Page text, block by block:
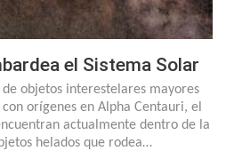
el Sistema Solar
objetos interestelares mayores
orígenes en Alpha Centauri, el
actualmente dentro de la
helados que rodea…